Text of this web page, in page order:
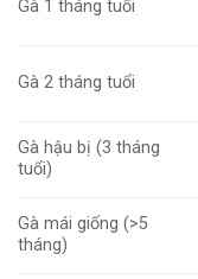
Gà 1 tháng tuổi
Gà 2 tháng tuổi
Gà hậu bị (3 tháng
tuổi)
Gà mái giống (>5
tháng)